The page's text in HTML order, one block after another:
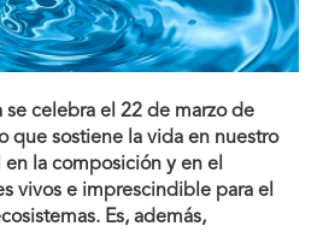
se celebra el 22 de marzo de
que sostiene la vida en nuestro
la composición y en el
vivos e imprescindible para el
Es, además,